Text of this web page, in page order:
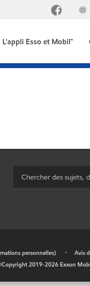
L'appli Esso et Mobil🅪
personnelles) • Avis
2019-2026 Exxon